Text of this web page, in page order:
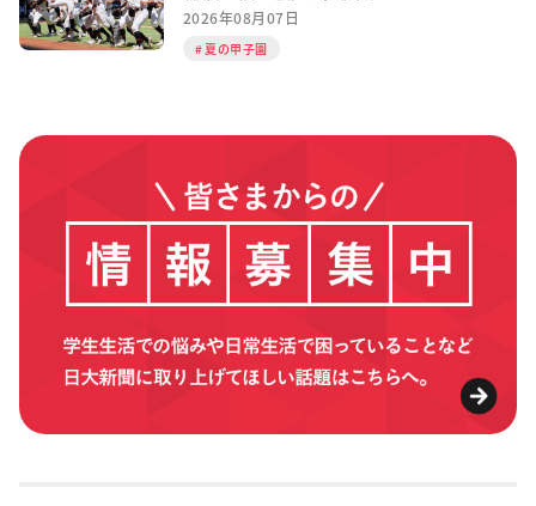
2026年08月07日
夏の甲子園